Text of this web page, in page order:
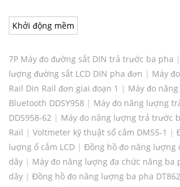
Khởi động mềm
7P Máy đo đường sắt DIN trả trước ba pha |
lượng đường sắt LCD DIN pha đơn | Máy
Rail Din Rail đơn giai đoạn 1 | Máy đo
Bluetooth DDSY958 | Máy đo năng lượng
DDS958-62 | Máy đo năng lượng trả trước
Rail | Voltmeter kỹ thuật số cắm DM55-1 |
lượng ổ cắm LCD | Đồng hồ đo năng lượng
dây | Máy đo năng lượng đa chức năng ba
dây | Đồng hồ đo năng lượng ba pha DT862